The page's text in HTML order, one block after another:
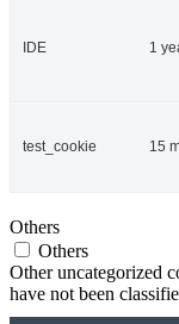
IDE 1
test_cookie 15
Others
Others
Other uncategorized
have not been